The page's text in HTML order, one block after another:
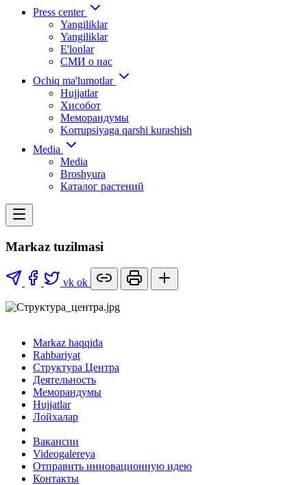
Press center
Yangiliklar
Yangiliklar
E'lonlar
СМИ о нас
Ochiq ma'lumotlar
Hujjatlar
Хисобот
Меморандумы
Korrupsiyaga qarshi kurashish
Media
Media
Broshyura
Каталог растений
Markaz tuzilmasi
vk ok
Markaz haqqida
Rahbariyat
Структура Центра
Деятельность
Меморандумы
Hujjatlar
Лойхалар
Вакансии
Videogalereya
Отправить инновационную идею
Контакты